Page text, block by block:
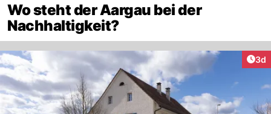
Wo steht der Aargau bei der
Nachhaltigkeit?
3d